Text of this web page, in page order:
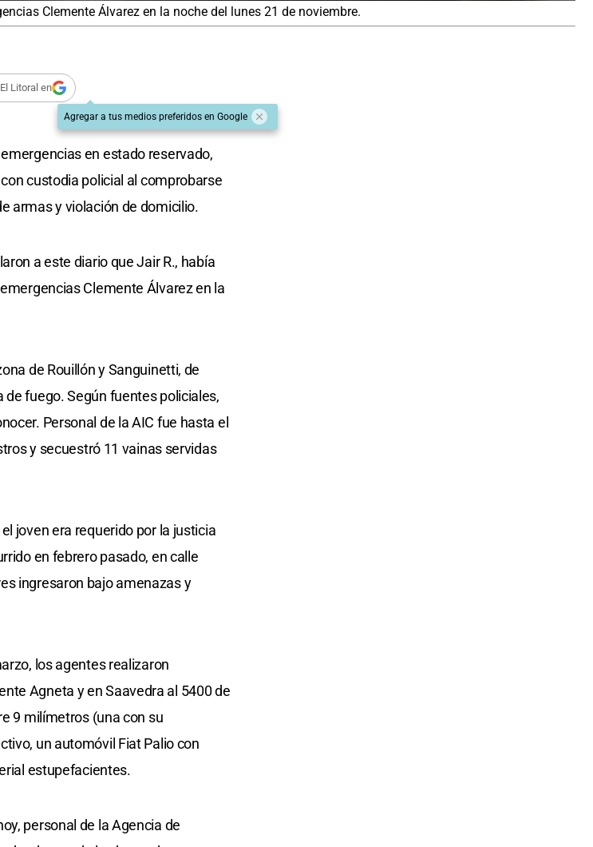
Clemente Álvarez en la noche del lunes 21 de noviembre.
Litoral en
Agregar a tus medios preferidos en Google
en estado reservado,
custodia policial al comprobarse
armas y violación de domicilio.
a este diario que Jair R., había
Clemente Álvarez en la
de Rouillón y Sanguinetti, de
fuego. Según fuentes policiales,
Personal de la AIC fue hasta el
y secuestró 11 vainas servidas
joven era requerido por la justicia
en febrero pasado, en calle
ingresaron bajo amenazas y
los agentes realizaron
Agneta y en Saavedra al 5400 de
9 milímetros (una con su
un automóvil Fiat Palio con
estupefacientes.
personal de la Agencia de